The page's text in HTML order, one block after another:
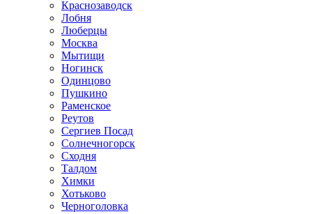
Краснозаводск
Лобня
Люберцы
Москва
Мытищи
Ногинск
Одинцово
Пушкино
Раменское
Реутов
Сергиев Посад
Солнечногорск
Сходня
Талдом
Химки
Хотьково
Черноголовка